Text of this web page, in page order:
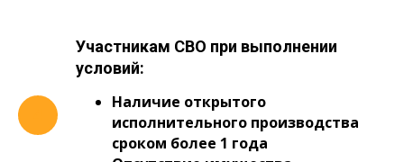
Участникам СВО при выполнении
условий:
Наличие открытого
исполнительного производства
сроком более 1 года